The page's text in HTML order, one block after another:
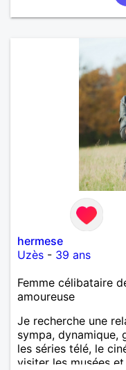
hermese
Uzès - 39 ans
Femme célibataire
amoureuse
Je recherche une
sympa, dynamique,
les séries télé, le
visiter les musées et